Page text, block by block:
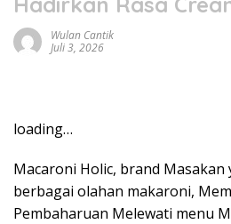
Wulan Cantik
Juli 3, 2026
loading…
Macaroni Holic, brand Masakan
berbagai olahan makaroni,
Pembaharuan Melewati menu